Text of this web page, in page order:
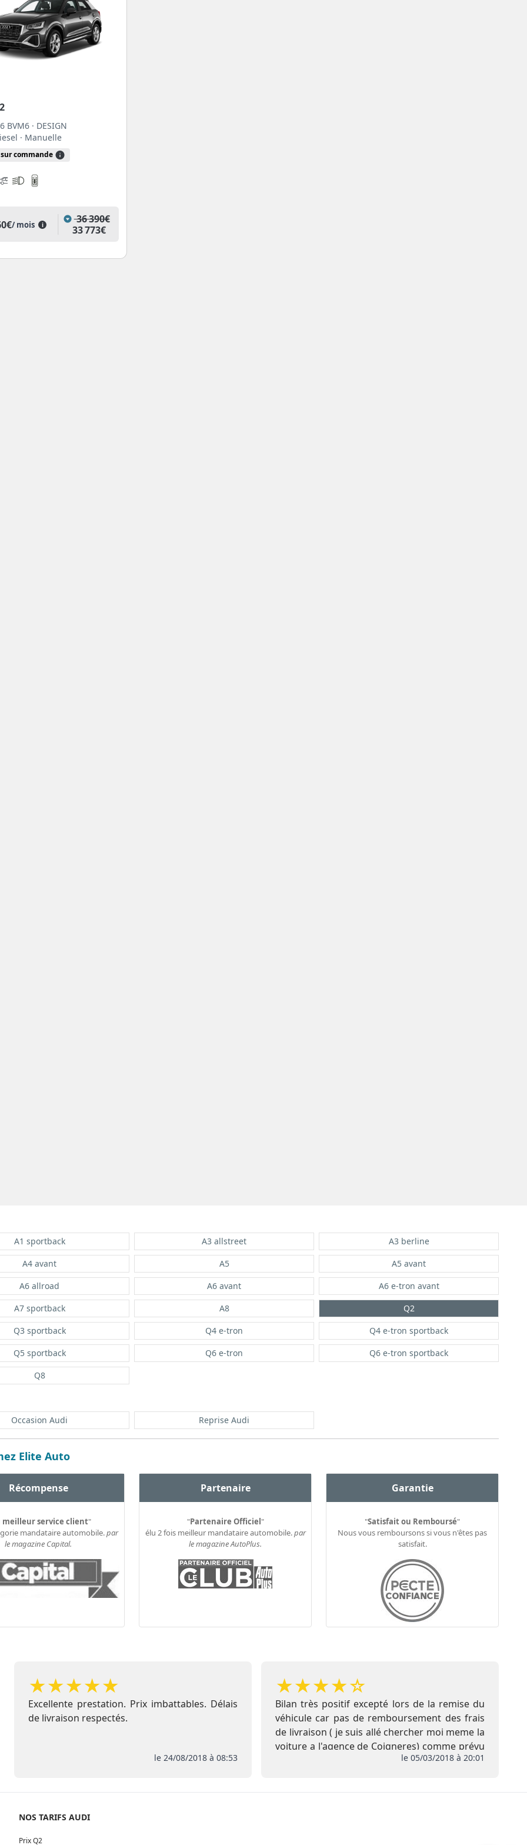
l'Audi Q2vous donner plus d’infos sur ce suv Audi.
BVM6 · DESIGN
· Manuelle
sur commande
/ mois i
36 390€
33 773€
A1 sportback A3 allstreet
A3 berline
A4 avant A5
A5 avant
A6 allroad A6 avant
A6 e-tron avant
A7 sportback A8
Q2
Q3 sportback Q4 e-tron
Q4 e-tron sportback
Q5 sportback Q6 e-tron
Q6 e-tron sportback
Q8
Occasion Audi Reprise Audi
Elite Auto
Récompense
meilleur service client"
mandataire automobile.par
le magazine Capital.
Partenaire
"Partenaire Officiel"
élu 2 fois meilleur mandataire automobile.par
le magazine AutoPlus.
Garantie
"Satisfait ou Remboursé"
Nous vous remboursons si vous n'êtes pas
satisfait.
★★★★★
Excellente prestation. Prix imbattables. Délais
de livraison respectés.
le 24/08/2018 à 08:53
★★★★☆
Bilan très positif excepté lors de la remise du
véhicule car pas de remboursement des frais
de livraison ( je suis allé chercher moi meme la
voiture a l'agence de Coigneres) comme prévu
initialement , de plus pas de remise de l
le 05/03/2018 à 20:01
NOS TARIFS AUDI
Prix Q2